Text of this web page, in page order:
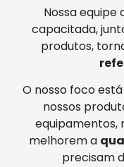
Nossa
capacitada,
produtos,
O nosso foco
nossos
equipamentos,
melhorem a
precisam